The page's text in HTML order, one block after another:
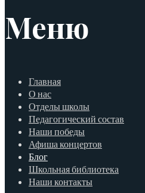
Меню
Главная
О нас
Отделы школы
Педагогический состав
Наши победы
Афиша концертов
Блог
Школьная библиотека
Наши контакты